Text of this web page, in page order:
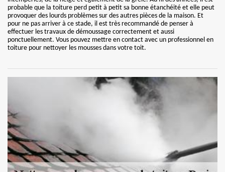
probable que la toiture perd petit à petit sa bonne étanchéité et elle peut
provoquer des lourds problèmes sur des autres pièces de la maison. Et
pour ne pas arriver à ce stade, il est très recommandé de penser à
effectuer les travaux de démoussage correctement et aussi
ponctuellement. Vous pouvez mettre en contact avec un professionnel en
toiture pour nettoyer les mousses dans votre toit.